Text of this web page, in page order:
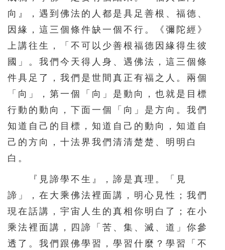
向』，遇到佛法的人都是具足善根、福德、
因緣，這三個條件缺一個不行。《彌陀經》
上講往生，「不可以少善根福德因緣得生彼
國」。我們今天得人身、遇佛法，這三個條
件具足了，我們是世間真正有福之人。兩個
「向」，第一個「向」是動向，也就是目標
行動的動向，下面一個「向」是方向。我們
知道自己的目標，知道自己的動向，知道自
己的方向，十法界我們清清楚楚、明明白
白。
『見諦學不生』，諦是真理。「見
諦」，在大乘佛法裡面講，明心見性；我們
現在話講，宇宙人生的真相你明白了；在小
乘法裡面講，四諦「苦、集、滅、道」你參
透了。我們跟佛學習，學習什麼？學習「不